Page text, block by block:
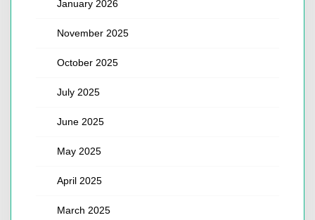
January 2026
November 2025
October 2025
July 2025
June 2025
May 2025
April 2025
March 2025